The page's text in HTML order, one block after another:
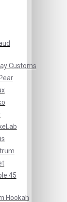
Customs
45
Hookah